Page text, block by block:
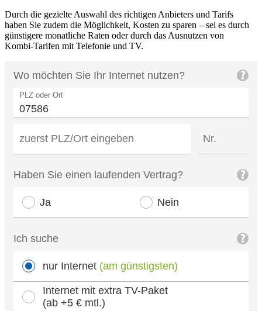
Durch die gezielte Auswahl des richtigen Anbieters und Tarifs
haben Sie zudem die Möglichkeit, Kosten zu sparen – sei es durch
günstigere monatliche Raten oder durch das Ausnutzen von
Kombi‑Tarifen mit Telefonie und TV.